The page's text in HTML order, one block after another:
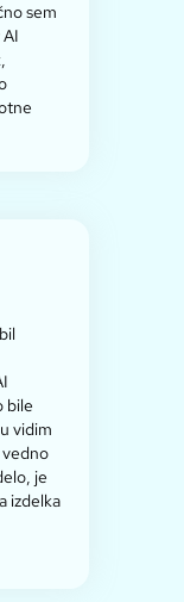
sem
bile
vidim
je
izdelka